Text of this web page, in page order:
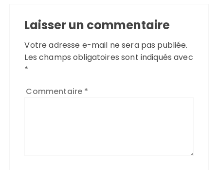
Laisser un commentaire
Votre adresse e-mail ne sera pas publiée.
Les champs obligatoires sont indiqués avec
*
Commentaire *